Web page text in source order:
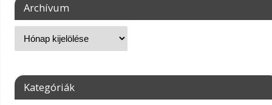
Archívum
Kategóriák